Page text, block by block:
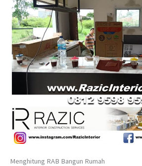
Menghitung RAB Bangun Rumah